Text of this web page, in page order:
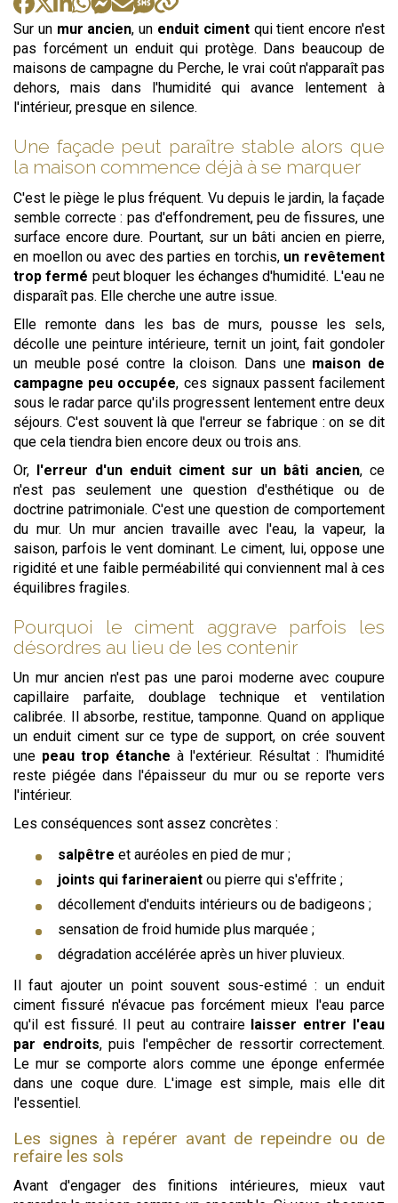
Sur un mur ancien, un enduit cimentqui tient encore n'est
pas forcément un enduit qui protège. Dans beaucoup de
maisons de campagne du Perche, le vrai coût n'apparaît pas
dehors, mais dans l'humidité qui avance lentement à
l'intérieur, presque en silence.
Une façade peut paraître stable alors que
la maison commence déjà à se marquer
C'est le piège le plus fréquent. Vu depuis le jardin, la façade
semble correcte : pas d'effondrement, peu de fissures, une
surface encore dure. Pourtant, sur un bâti ancien en pierre,
en moellon ou avec des parties en torchis, un revêtement
trop fermé peut bloquer les échanges d'humidité. L'eau ne
disparaît pas. Elle cherche une autre issue.
Elle remonte dans les bas de murs, pousse les sels,
décolle une peinture intérieure, ternit un joint, fait gondoler
un meuble posé contre la cloison. Dans une maison de
campagne peu occupée, ces signaux passent facilement
sous le radar parce qu'ils progressent lentement entre deux
séjours. C'est souvent là que l'erreur se fabrique : on se dit
que cela tiendra bien encore deux ou trois ans.
Or, l'erreur d'un enduit ciment sur un bâti ancien, ce
n'est pas seulement une question d'esthétique ou de
doctrine patrimoniale. C'est une question de comportement
du mur. Un mur ancien travaille avec l'eau, la vapeur, la
saison, parfois le vent dominant. Le ciment, lui, oppose une
rigidité et une faible perméabilité qui conviennent mal à ces
équilibres fragiles.
Pourquoi le ciment aggrave parfois les
désordres au lieu de les contenir
Un mur ancien n'est pas une paroi moderne avec coupure
capillaire parfaite, doublage technique et ventilation
calibrée. Il absorbe, restitue, tamponne. Quand on applique
un enduit ciment sur ce type de support, on crée souvent
une peau trop étanche à l'extérieur. Résultat : l'humidité
reste piégée dans l'épaisseur du mur ou se reporte vers
l'intérieur.
Les conséquences sont assez concrètes :
salpêtre et auréoles en pied de mur ;
joints qui farineraient ou pierre qui s'effrite ;
décollement d'enduits intérieurs ou de badigeons ;
sensation de froid humide plus marquée ;
dégradation accélérée après un hiver pluvieux.
Il faut ajouter un point souvent sous-estimé : un enduit
ciment fissuré n'évacue pas forcément mieux l'eau parce
qu'il est fissuré. Il peut au contraire laisser entrer l'eau
par endroits, puis l'empêcher de ressortir correctement.
Le mur se comporte alors comme une éponge enfermée
dans une coque dure. L'image est simple, mais elle dit
l'essentiel.
Les signes à repérer avant de repeindre ou de
refaire les sols
Avant d'engager des finitions intérieures, mieux vaut